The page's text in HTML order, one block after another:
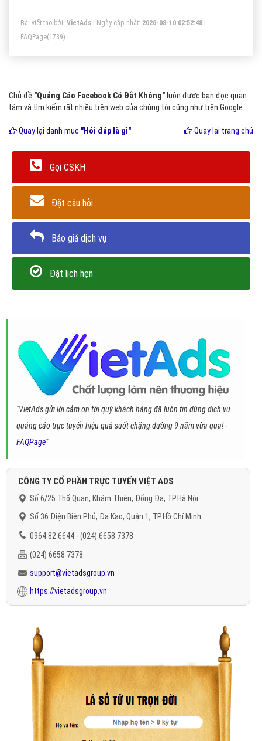
hợp lý nhất.
Bài viết tạo bởi: VietAds | Ngày cập nhật: 2026-08-10 02:52:48
FAQPage(1739)
Chủ đề "Quảng Cáo Facebook Có Đắt Không" luôn được bạn đọc quan
tâm và tìm kiếm rất nhiều trên web của chúng tôi cũng như trên Google.
Quay lại danh mục "Hỏi đáp là gì" Quay lại trang chủ
Gọi CSKH
Đặt câu hỏi
Báo giá dịch vụ
Đặt lịch hẹn
"VietAds gửi lời cảm ơn tới quý khách hàng đã luôn tin dùng dịch vụ
quảng cáo trực tuyến hiệu quả suốt chặng đường 9 năm vừa qua! -
FAQPage"
CÔNG TY CỔ PHẦN TRỰC TUYẾN VIỆT ADS
Số 6/25 Thổ Quan, Khâm Thiên, Đống Đa, TP.Hà Nội
Số 36 Điện Biên Phủ, Đa Kao, Quận 1, TP.Hồ Chí Minh
0964 82 6644 - (024) 6658 7378
(024) 6658 7378
support@vietadsgroup.vn
https://vietadsgroup.vn